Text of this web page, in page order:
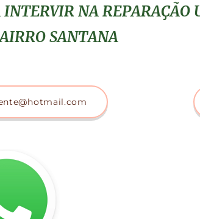
NA REPARAÇÃO
SANTANA